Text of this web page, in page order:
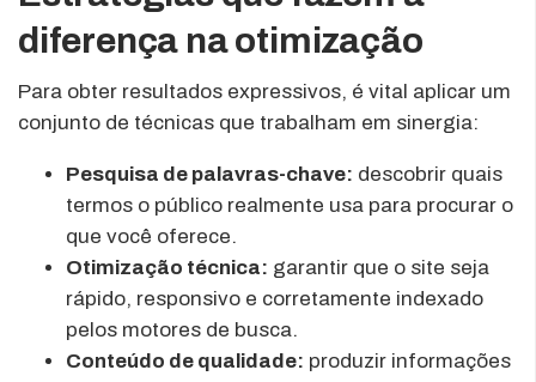
diferença na otimização
Para obter resultados expressivos, é vital aplicar um
conjunto de técnicas que trabalham em sinergia:
Pesquisa de palavras-chave: descobrir quais
termos o público realmente usa para procurar o
que você oferece.
Otimização técnica: garantir que o site seja
rápido, responsivo e corretamente indexado
pelos motores de busca.
Conteúdo de qualidade: produzir informações